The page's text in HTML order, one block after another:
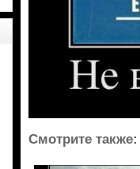
Смотрите также: